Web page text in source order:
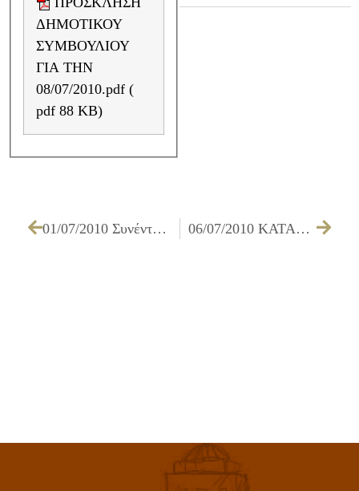
ΔΗΜΟΤΙΚΟΥ
ΣΥΜΒΟΥΛΙΟΥ
ΓΙΑ ΤΗΝ
08/07/2010.pdf (
pdf 88 KB)
01/07/2010 Συνέντευξη του Δημάρχου Ιλίου, κ. Νίκου Ζενέτου, για την εφημερίδα WESTSIDE – Δυτικά της πόλης 06/07/2010 ΚΑΤΑΣΚΕΥΗ ΑΓΩΓΩΝ ΑΠΟΧΕΤΕΥΣΗΣ ΑΚΑΘΑΡΤΩΝ ΕΠΙ ΤΩΝ ΟΔΩΝ ΕΛΕΝΗΣ, ΚΑΛΥΨΟΥΣ ΚΑΙ ΠΡΕΣΠΑΣ